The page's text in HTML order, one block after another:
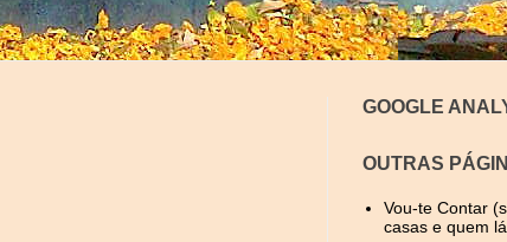
GOOGLE
OUTRAS
Vou-te Contar
casas e quem